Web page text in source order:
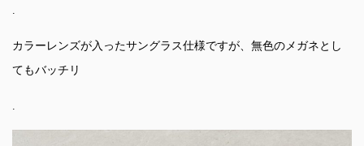
カラーレンズが入ったサングラス仕様ですが、無色のメガネとし
てもバッチリ